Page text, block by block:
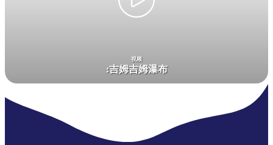
Park passes purchased to visit
the park between
Dry season
15 May – 31 October
16 years and over
$25
视频
:吉姆吉姆瀑布